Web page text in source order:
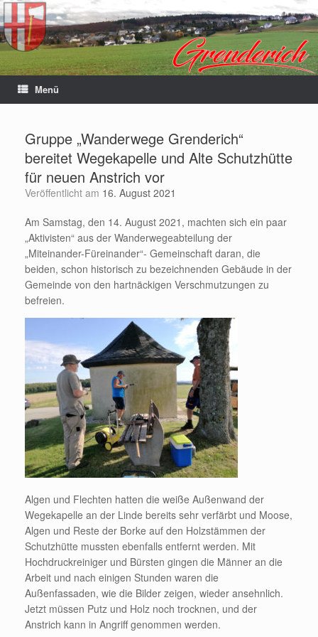
Menü
Gruppe „Wanderwege Grenderich“
bereitet Wegekapelle und Alte Schutzhütte
für neuen Anstrich vor
Veröffentlicht am 16. August 2021
Am Samstag, den 14. August 2021, machten sich ein paar
„Aktivisten“ aus der Wanderwegeabteilung der
„Miteinander-Füreinander“- Gemeinschaft daran, die
beiden, schon historisch zu bezeichnenden Gebäude in der
Gemeinde von den hartnäckigen Verschmutzungen zu
befreien.
Algen und Flechten hatten die weiße Außenwand der
Wegekapelle an der Linde bereits sehr verfärbt und Moose,
Algen und Reste der Borke auf den Holzstämmen der
Schutzhütte mussten ebenfalls entfernt werden. Mit
Hochdruckreiniger und Bürsten gingen die Männer an die
Arbeit und nach einigen Stunden waren die
Außenfassaden, wie die Bilder zeigen, wieder ansehnlich.
Jetzt müssen Putz und Holz noch trocknen, und der
Anstrich kann in Angriff genommen werden.